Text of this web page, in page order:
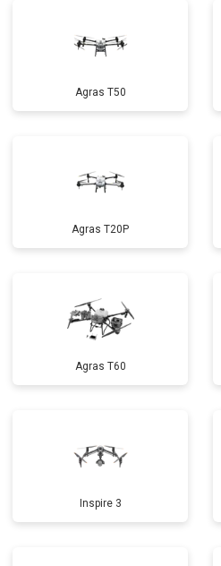
Agras T50
Agras T20P
Agras T60
Inspire 3